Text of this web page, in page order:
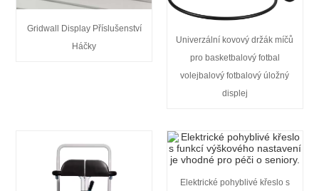
Gridwall Display Příslušenství
Háčky
Univerzální kovový držák míčů
pro basketbalový fotbal
volejbalový fotbalový úložný
displej
Elektrické pohyblivé křeslo s